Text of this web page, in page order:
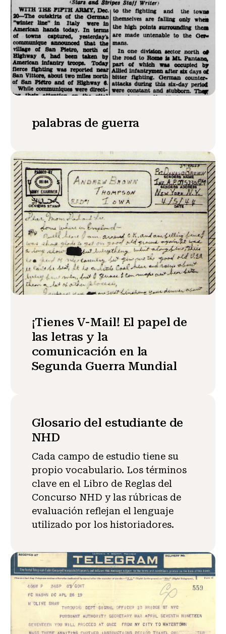
palabras de guerra
¡Tienes V-Mail! El papel de
las letras y la
comunicación en la
Segunda Guerra Mundial
Glosario del estudiante de
NHD
Cada campo de estudio tiene su
propio vocabulario. Los términos
clave en el Libro de Reglas del
Concurso NHD y las rúbricas de
evaluación reflejan el lenguaje
utilizado por los historiadores.